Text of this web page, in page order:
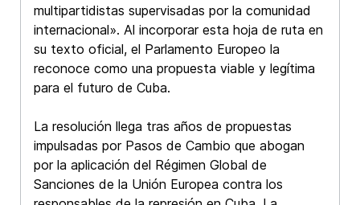
multipartidistas supervisadas por la comunidad
internacional». Al incorporar esta hoja de ruta en
su texto oficial, el Parlamento Europeo la
reconoce como una propuesta viable y legítima
para el futuro de Cuba.
La resolución llega tras años de propuestas
impulsadas por Pasos de Cambio que abogan
por la aplicación del Régimen Global de
Sanciones de la Unión Europea contra los